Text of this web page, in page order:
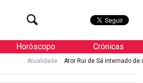
Horóscopo Crónicas
Ator Rui de Sá internado de urgência com enfarte